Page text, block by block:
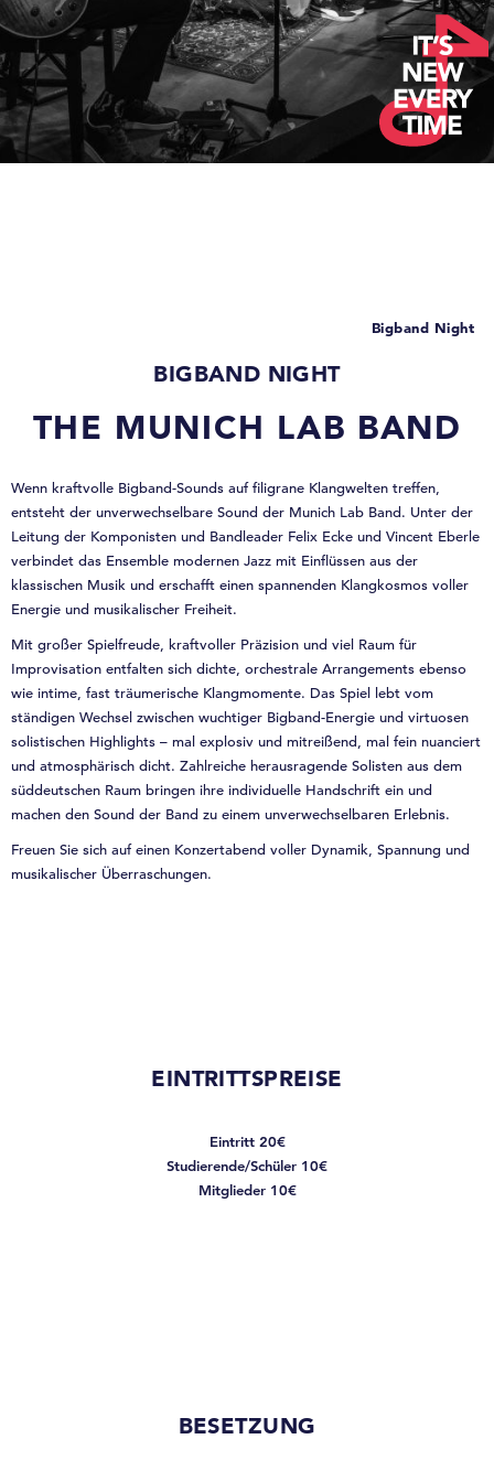
Bigband Night
BIGBAND NIGHT
THE MUNICH LAB BAND
Wenn kraftvolle Bigband-Sounds auf filigrane Klangwelten treffen,
entsteht der unverwechselbare Sound der Munich Lab Band. Unter der
Leitung der Komponisten und Bandleader Felix Ecke und Vincent Eberle
verbindet das Ensemble modernen Jazz mit Einflüssen aus der
klassischen Musik und erschafft einen spannenden Klangkosmos voller
Energie und musikalischer Freiheit.
Mit großer Spielfreude, kraftvoller Präzision und viel Raum für
Improvisation entfalten sich dichte, orchestrale Arrangements ebenso
wie intime, fast träumerische Klangmomente. Das Spiel lebt vom
ständigen Wechsel zwischen wuchtiger Bigband-Energie und virtuosen
solistischen Highlights – mal explosiv und mitreißend, mal fein nuanciert
und atmosphärisch dicht. Zahlreiche herausragende Solisten aus dem
süddeutschen Raum bringen ihre individuelle Handschrift ein und
machen den Sound der Band zu einem unverwechselbaren Erlebnis.
Freuen Sie sich auf einen Konzertabend voller Dynamik, Spannung und
musikalischer Überraschungen.
EINTRITTSPREISE
Eintritt 20€
Studierende/Schüler 10€
Mitglieder 10€
BESETZUNG